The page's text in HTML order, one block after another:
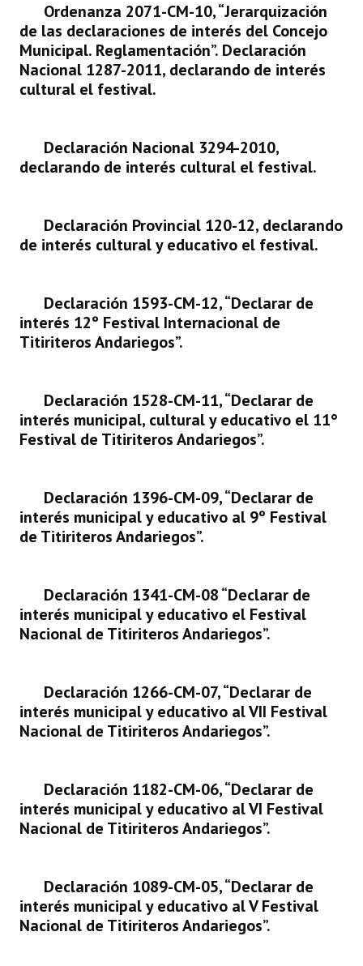
Informes de Gestión
Proyectos Presentados
Dictámenes Asesoría Letrada
Informes de Unidad Coordinadora
Actas de Audiencias Públicas
Comunicaciones
Declaraciones
Resoluciones de Presidencia
INSTITUCIONAL
Noticias Destacadas
Registros y Distinciones
Premio al Mérito - Registro
Audiencias Públicas - Registro
Periodistas Decanos - Registro
Huéspedes de Honor - Registro
Bariloche, Municipio intercultural
Ordenanza 2071-CM-10, “Jerarquización
de las declaraciones de interés del Concejo
Municipal. Reglamentación”. Declaración
Nacional 1287-2011, declarando de interés
cultural el festival.
Declaración Nacional 3294-2010,
declarando de interés cultural el festival.
Declaración Provincial 120-12, declarando
de interés cultural y educativo el festival.
Declaración 1593-CM-12, “Declarar de
interés 12º Festival Internacional de
Titiriteros Andariegos”.
Declaración 1528-CM-11, “Declarar de
interés municipal, cultural y educativo el 11°
Festival de Titiriteros Andariegos”.
Declaración 1396-CM-09,“Declarar de
interés municipal y educativo al 9º Festival
de Titiriteros Andariegos”.
Declaración 1341-CM-08 “Declarar de
interés municipal y educativo el Festival
Nacional de Titiriteros Andariegos”.
Declaración 1266-CM-07, “Declarar de
interés municipal y educativo al VII Festival
Nacional de Titiriteros Andariegos”.
Declaración 1182-CM-06,“Declarar de
interés municipal y educativo al VI Festival
Nacional de Titiriteros Andariegos”.
Declaración 1089-CM-05, “Declarar de
interés municipal y educativo al V Festival
Nacional de Titiriteros Andariegos”.